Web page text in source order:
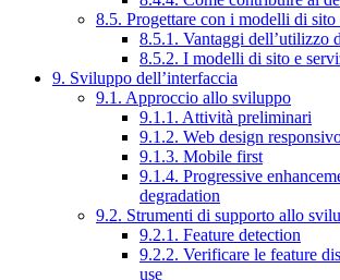
8.5. Progettare con i modelli di sito
8.5.1. Vantaggi dell’utilizzo
8.5.2. I modelli di sito e
9. Sviluppo dell’interfaccia
9.1. Approccio allo sviluppo
9.1.1. Attività preliminari
9.1.2. Web design
9.1.3. Mobile first
9.1.4. Progressive
degradation
9.2. Strumenti di supporto allo
9.2.1. Feature detection
9.2.2. Verificare le feature
use